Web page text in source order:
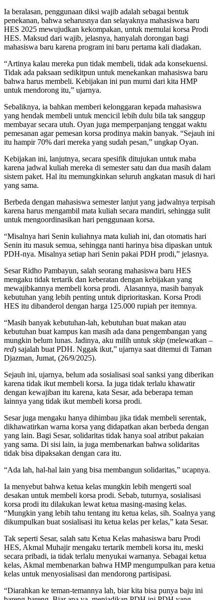
Ia beralasan, penggunaan diksi wajib adalah sebagai bentuk
penekanan, bahwa seharusnya dan selayaknya mahasiswa baru
HES 2025 mewujudkan kekompakan, untuk memulai korsa Prodi
HES. Maksud dari wajib, jelasnya, hanyalah dorongan bagi
mahasiswa baru karena program ini baru pertama kali diadakan.
“Artinya kalau mereka pun tidak membeli, tidak ada konsekuensi.
Tidak ada paksaan sedikitpun untuk menekankan mahasiswa baru
bahwa harus membeli. Kebijakan ini pun murni dari kita HMP
untuk mendorong itu,” ujarnya.
Sebaliknya, ia bahkan memberi kelonggaran kepada mahasiswa
yang hendak membeli untuk mencicil lebih dulu bila tak sanggup
membayar secara utuh. Oyan juga memperpanjang tenggat waktu
pemesanan agar pemesan korsa prodinya makin banyak. “Sejauh ini
itu hampir 70% dari mereka yang sudah pesan,” ungkap Oyan.
Kebijakan ini, lanjutnya, secara spesifik ditujukan untuk maba
karena jadwal kuliah mereka di semester satu dan dua masih dalam
sistem paket. Hal itu memungkinkan seluruh angkatan masuk di hari
yang sama.
Berbeda dengan mahasiswa semester lanjut yang jadwalnya terpisah
karena harus mengambil mata kuliah secara mandiri, sehingga sulit
untuk mengoordinasikan hari penggunaan korsa.
“Misalnya hari Senin kuliahnya mata kuliah ini, dan otomatis hari
Senin itu masuk semua, sehingga nanti harinya bisa dipaskan untuk
PDH-nya. Misalnya setiap hari Senin pakai PDH prodi,” jelasnya.
Sesar Ridho Pambayun, salah seorang mahasiswa baru HES
mengaku tidak tertarik dan keberatan dengan kebijakan yang
mewajibkannya membeli korsa prodi. Alasannya, masih banyak
kebutuhan yang lebih penting untuk diprioritaskan. Korsa Prodi
HES itu dibanderol dengan harga 125.000 rupiah per itemnya.
“Masih banyak kebutuhan-lah, kebutuhan buat makan atau
kebutuhan buat kampus kan masih ada dana pengembangan yang
mungkin belum lunas. Jadinya, aku milih untuk skip (melewatkan –
red) sajalah buat PDH. Nggak ikut,” ujarnya saat ditemui di Taman
Djazman, Jumat, (26/9/2025).
Sejauh ini, ujarnya, belum ada sosialisasi soal sanksi yang diberikan
karena tidak ikut membeli korsa. Ia juga tidak terlalu khawatir
dengan kewajiban itu karena, kata Sesar, ada beberapa teman
lainnya yang tidak ikut membeli korsa prodi.
Sesar juga mengaku hanya dihimbau jika tidak membeli serentak,
dikhawatirkan warna korsa yang didapatkan akan berbeda dengan
yang lain. Bagi Sesar, solidaritas tidak hanya soal atribut pakaian
yang sama. Di sisi lain, ia juga membenarkan bahwa solidaritas
tidak bisa dipaksakan dengan cara itu.
“Ada lah, hal-hal lain yang bisa membangun solidaritas,” ucapnya.
Ia menyebut bahwa ketua kelas mungkin lebih mengerti soal
desakan untuk membeli korsa prodi. Sebab, tuturnya, sosialisasi
korsa prodi itu dilakukan lewat ketua masing-masing kelas.
“Mungkin yang lebih tahu tentang itu ketua kelas, sih. Soalnya yang
dikumpulkan buat sosialisasi itu ketua kelas per kelas,” kata Sesar.
Tak seperti Sesar, salah satu Ketua Kelas mahasiswa baru Prodi
HES, Akmal Muhajir mengaku tertarik membeli korsa itu, meski
secara pribadi, ia tidak terlalu menyukai warnanya. Sebagai ketua
kelas, Akmal membenarkan bahwa HMP mengumpulkan para ketua
kelas untuk menyosialisasi dan mendorong partisipasi.
“Diarahkan ke teman-temannya lah, biar kita bisa punya baju ini